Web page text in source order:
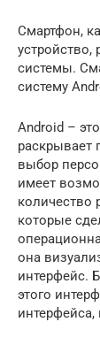
Смартфон,
устройство,
системы.
систему
Android –
раскрывает
выбор
имеет
количество
которые
она
интерфейс.
этого